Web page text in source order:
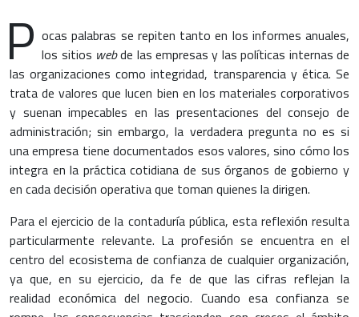
P ocas palabras se repiten tanto en los informes anuales,
los sitios webde las empresas y las políticas internas de
las organizaciones como integridad, transparencia y ética. Se
trata de valores que lucen bien en los materiales corporativos
y suenan impecables en las presentaciones del consejo de
administración; sin embargo, la verdadera pregunta no es si
una empresa tiene documentados esos valores, sino cómo los
integra en la práctica cotidiana de sus órganos de gobierno y
en cada decisión operativa que toman quienes la dirigen.
Para el ejercicio de la contaduría pública, esta reflexión resulta
particularmente relevante. La profesión se encuentra en el
centro del ecosistema de confianza de cualquier organización,
ya que, en su ejercicio, da fe de que las cifras reflejan la
realidad económica del negocio. Cuando esa confianza se